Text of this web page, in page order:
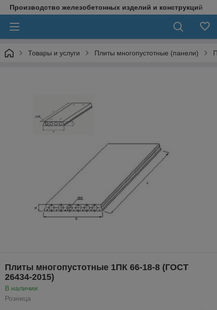
Производство железобетонных изделий и конструкций
Товары и услуги Плиты многопустотные (панели)
Плиты многопустотные 1ПК 66-18-8 (ГОСТ
26434-2015)
В наличии
Розница